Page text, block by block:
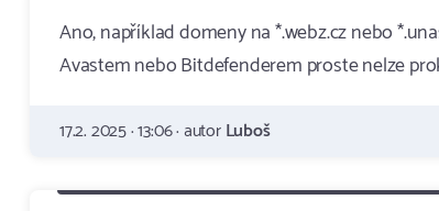
Ano, například domeny na *.webz.cz nebo
Avastem nebo Bitdefenderem proste nelze
17.2. 2025 · 13:06 · autorLuboš